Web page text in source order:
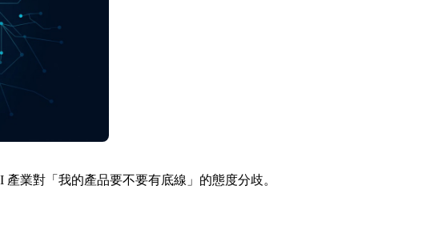
業對「我的產品要不要有底線」的態度分歧。